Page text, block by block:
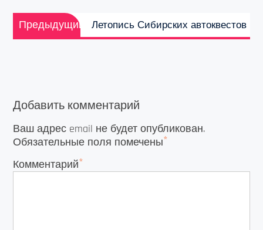
Навигация
по
записям
Предыдущий
Предыдущая
запись:
Летопись Сибирских автоквестов
Добавить комментарий
Ваш адрес email не будет опубликован.
Обязательные поля помечены*
Комментарий*